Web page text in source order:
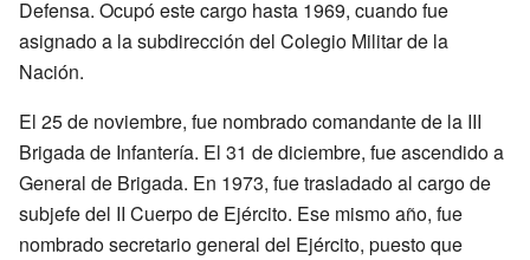
Defensa. Ocupó este cargo hasta 1969, cuando fue
asignado a la subdirección del Colegio Militar de la
Nación.
El 25 de noviembre, fue nombrado comandante de la III
Brigada de Infantería. El 31 de diciembre, fue ascendido a
General de Brigada. En 1973, fue trasladado al cargo de
subjefe del II Cuerpo de Ejército. Ese mismo año, fue
nombrado secretario general del Ejército, puesto que